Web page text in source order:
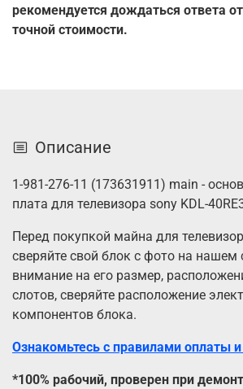
рекомендуется дождаться ответа
точной стоимости.
Описание
1-981-276-11 (173631911) main -
плата для телевизора sony KDL-
Перед покупкой майна для
сверяйте свой блок с фото на нашем
внимание на его размер,
слотов, сверяйте расположение
компонентов блока.
Ознакомьтесь с правилами оплаты
*100% рабочий, проверен при